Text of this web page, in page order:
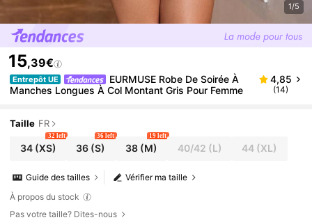
1/5
15,39€
Entrepôt UE
EURMUSE Robe De Soirée À
Manches Longues À Col Montant Gris Pour Femme
4,85
(14)
Taille FR
34(XS)
32 left
36 (S)
36 left
38(M)
19 left
40/42 (L) 44 (XL)
Vérifier ma taille
Guide des tailles
À propos du stock
Pas votre taille? Dites-nous